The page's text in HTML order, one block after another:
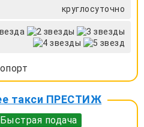
круглосуточно
такси ПРЕСТИЖ
Быстрая подача